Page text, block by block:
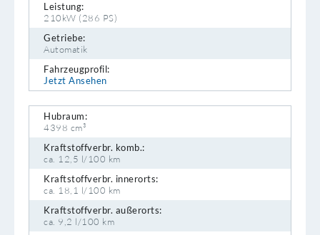
Leistung:
210kW (286 PS)
Getriebe:
Automatik
Fahrzeugprofil:
Jetzt Ansehen
Hubraum:
4398 cm³
Kraftstoffverbr. komb.:
ca. 12,5 l/100 km
Kraftstoffverbr. innerorts:
ca. 18,1 l/100 km
Kraftstoffverbr. außerorts:
ca. 9,2 l/100 km